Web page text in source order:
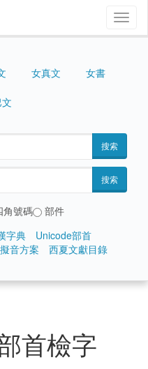
女真文 女書
搜索
搜索
角號碼
部件
字典
Unicode部首
擬音方案 西夏文獻目錄
首檢字